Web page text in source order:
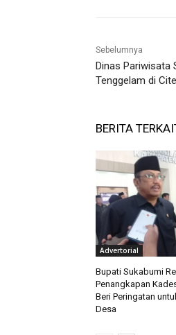
Sebelumnya
Dinas Pariwisata
Tenggelam di
BERITA
Advertorial
Bupati Sukabumi
Penangkapan
Beri Peringatan
Desa